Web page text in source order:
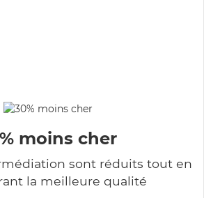
moins cher
sont réduits tout en
la meilleure qualité